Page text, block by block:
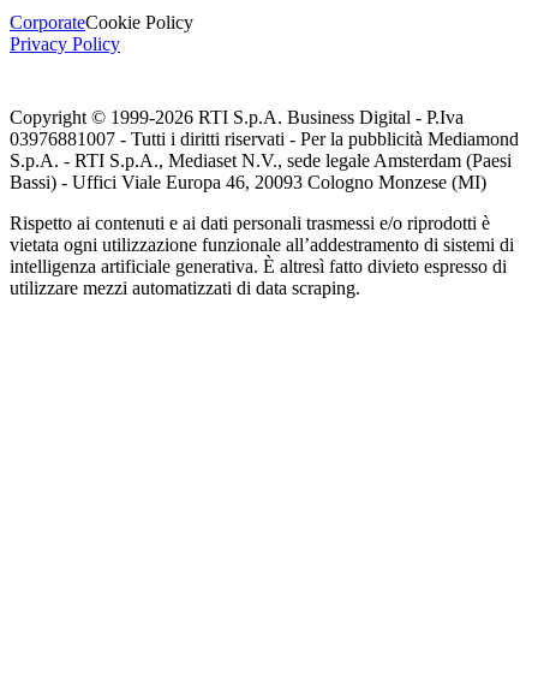
CorporateCookie Policy
Privacy Policy
Copyright © 1999-2026 RTI S.p.A. Business Digital - P.Iva
03976881007 - Tutti i diritti riservati - Per la pubblicità Mediamond
S.p.A. - RTI S.p.A., Mediaset N.V., sede legale Amsterdam (Paesi
Bassi) - Uffici Viale Europa 46, 20093 Cologno Monzese (MI)
Rispetto ai contenuti e ai dati personali trasmessi e/o riprodotti è
vietata ogni utilizzazione funzionale all’addestramento di sistemi di
intelligenza artificiale generativa. È altresì fatto divieto espresso di
utilizzare mezzi automatizzati di data scraping.